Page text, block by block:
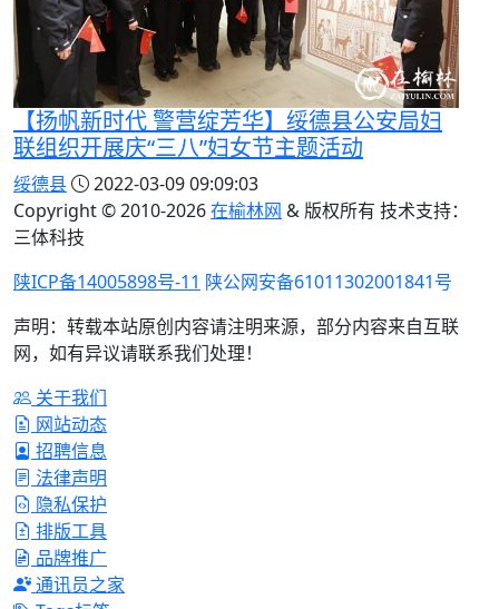
【扬帆新时代 警营绽芳华】绥德县公安局妇
联组织开展庆“三八”妇女节主题活动
绥德县
2022-03-09 09:09:03
Copyright © 2010-2026在榆林网 & 版权所有 技术支持：
三体科技
陕ICP备14005898号-11 陕公网安备61011302001841号
声明：转载本站原创内容请注明来源，部分内容来自互联
网，如有异议请联系我们处理！
关于我们
网站动态
招聘信息
法律声明
隐私保护
排版工具
品牌推广
通讯员之家